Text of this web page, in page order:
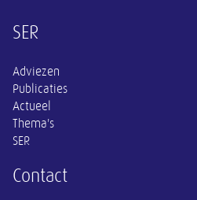
Overige informatie
SER
Adviezen
Publicaties
Actueel
Thema's
SER
Contact